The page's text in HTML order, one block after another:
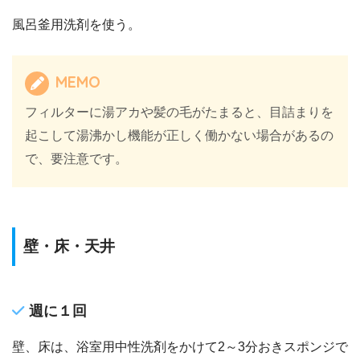
風呂釜用洗剤を使う。
MEMO
フィルターに湯アカや髪の毛がたまると、目詰まりを
起こして湯沸かし機能が正しく働かない場合があるの
で、要注意です。
壁・床・天井
週に１回
壁、床は、浴室用中性洗剤をかけて2～3分おきスポンジで